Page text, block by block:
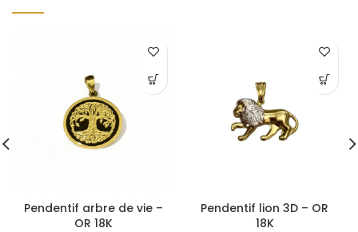
Pendentif arbre de vie –
OR 18K
Pendentif lion 3D – OR
18K